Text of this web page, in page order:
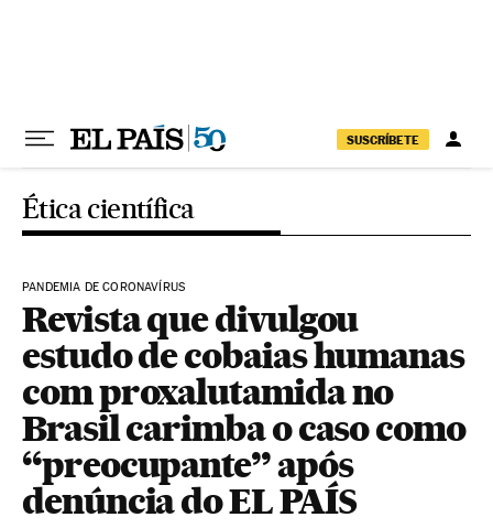
SUSCRÍBETE
Ética científica
PANDEMIA DE CORONAVÍRUS
Revista que divulgou
estudo de cobaias humanas
com proxalutamida no
Brasil carimba o caso como
“preocupante” após
denúncia do EL PAÍS